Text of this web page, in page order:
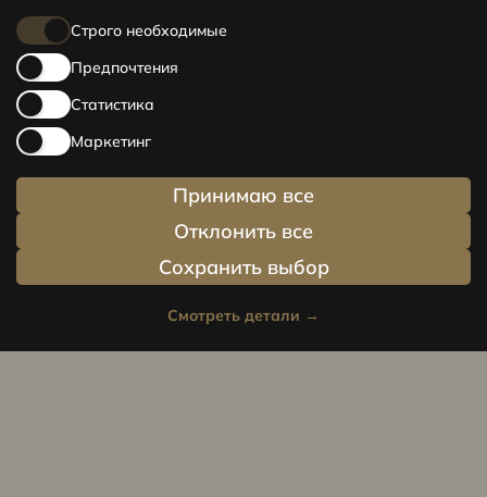
Строго необходимые
Предпочтения
Статистика
Маркетинг
Сохранить выбор
Отклонить все
Принимаю все
Смотреть детали →